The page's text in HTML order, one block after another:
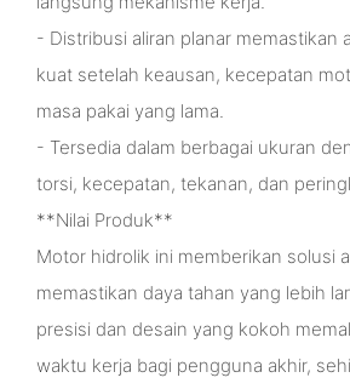
- Distribusi aliran planar memastikan
kuat setelah keausan, kecepatan
masa pakai yang lama.
- Tersedia dalam berbagai ukuran
torsi, kecepatan, tekanan, dan
**Nilai Produk**
Motor hidrolik ini memberikan solusi
memastikan daya tahan yang lebih
presisi dan desain yang kokoh
waktu kerja bagi pengguna akhir,